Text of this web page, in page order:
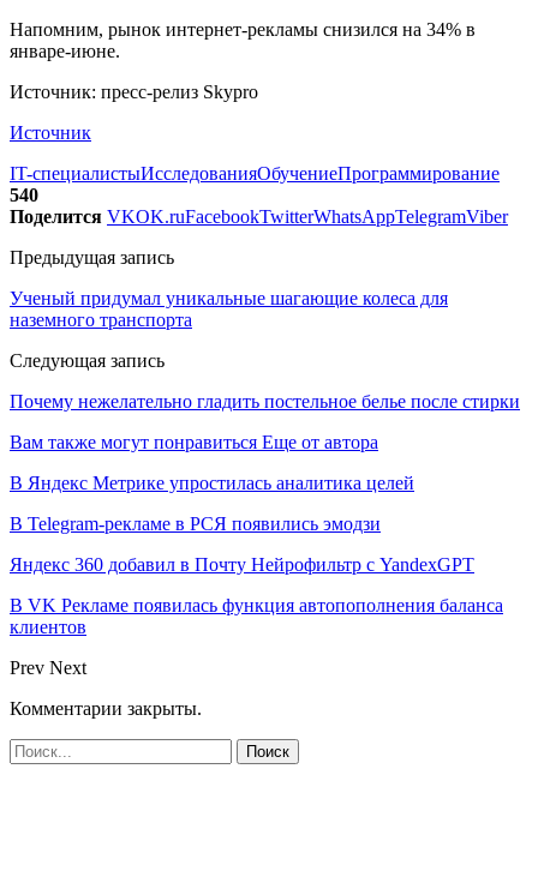
Напомним, рынок интернет-рекламы снизился на 34% в
январе-июне.
Источник: пресс-релиз Skypro
Источник
IT-специалистыИсследованияОбучениеПрограммирование
540
Поделится VKOK.ruFacebookTwitterWhatsAppTelegramViber
Предыдущая запись
Ученый придумал уникальные шагающие колеса для
наземного транспорта
Следующая запись
Почему нежелательно гладить постельное белье после стирки
Вам также могут понравиться Еще от автора
В Яндекс Метрике упростилась аналитика целей
В Telegram-рекламе в РСЯ появились эмодзи
Яндекс 360 добавил в Почту Нейрофильтр с YandexGPT
В VK Рекламе появилась функция автопополнения баланса
клиентов
Prev Next
Комментарии закрыты.